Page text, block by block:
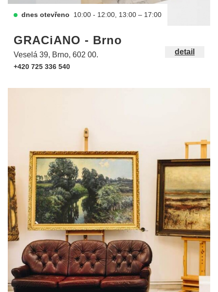
dnes otevřeno 10:00 - 12:00, 13:00 – 17:00
GRACiANO - Brno
Veselá 39, Brno, 602 00.
+420 725 336 540
detail